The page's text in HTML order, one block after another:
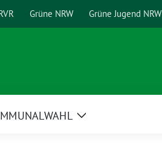
Grüne NRW Grüne Jugend NRW
Zeige